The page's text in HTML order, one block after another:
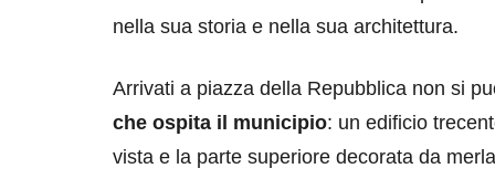
nella sua storia e nella sua architettura.
Arrivati a piazza della Repubblica non si
che ospita il municipio: un edificio
vista e la parte superiore decorata da